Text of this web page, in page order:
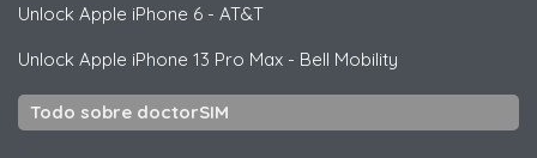
Unlock Apple iPhone 6 - AT&T
Unlock Apple iPhone 13 Pro Max - Bell Mobility
Todo sobre doctorSIM